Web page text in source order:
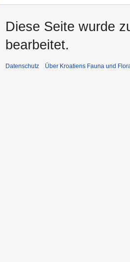
Diese Seite wurde
bearbeitet.
Datenschutz Über Kroatiens Fauna und